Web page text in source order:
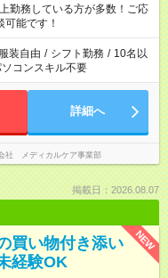
。 ※Wワーク希望
務時間と、もう1つのお仕事
える場合は応募できません。
勤務している方が多数！ご応
能です！
服装自由 / シフト勤務 / 10名以
コンスキル不要
詳細へ
社 メディカルケア事業部
掲載日：2026.08.07
NEW
買い物付き添い
経験OK